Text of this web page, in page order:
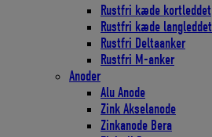
Rustfri kæde kortleddet
Rustfri kæde langleddet
Rustfri Deltaanker
Rustfri M-anker
Anoder
Alu Anode
Zink Akselanode
Zinkanode Bera